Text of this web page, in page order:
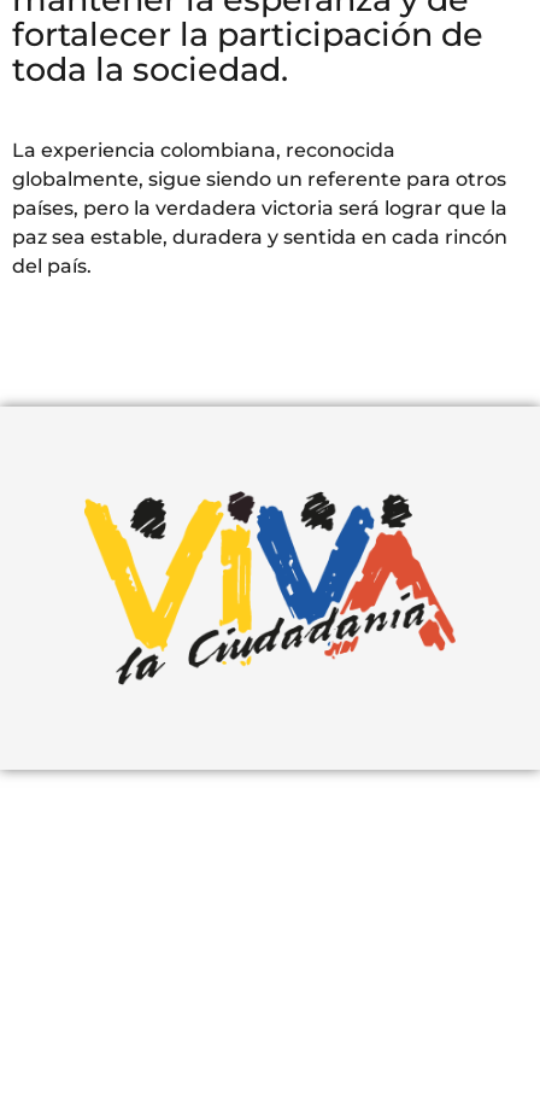
fortalecer la participación de
toda la sociedad.
La experiencia colombiana, reconocida
globalmente, sigue siendo un referente para otros
países, pero la verdadera victoria será lograr que la
paz sea estable, duradera y sentida en cada rincón
del país.